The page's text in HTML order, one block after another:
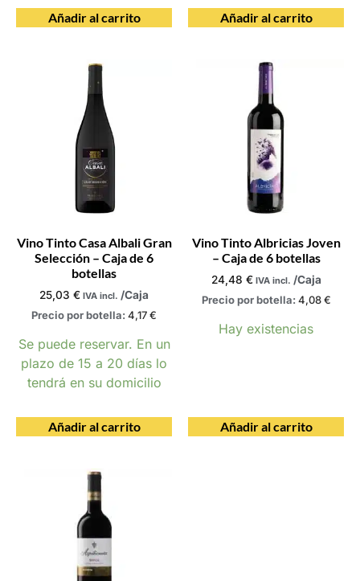
Añadir al carrito Añadir al carrito
Vino Tinto Casa Albali Gran
Selección – Caja de 6
botellas
25,03 € IVA incl. /Caja
Precio por botella: 4,17€
Se puede reservar. En un
plazo de 15 a 20 días lo
tendrá en su domicilio
Añadir al carrito
Vino Tinto Albricias Joven
– Caja de 6 botellas
24,48 € IVA incl. /Caja
Precio por botella: 4,08€
Hay existencias
Añadir al carrito